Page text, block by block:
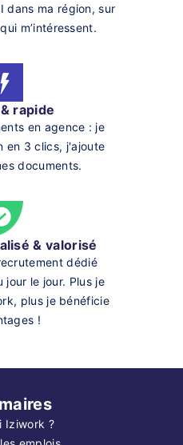
dans ma région, sur
m’intéressent.
rapide
en agence : je
en 3 clics, j'ajoute
documents.
& valorisé
dédié
jour le jour. Plus je
plus je bénéficie
!
Iziwork ?